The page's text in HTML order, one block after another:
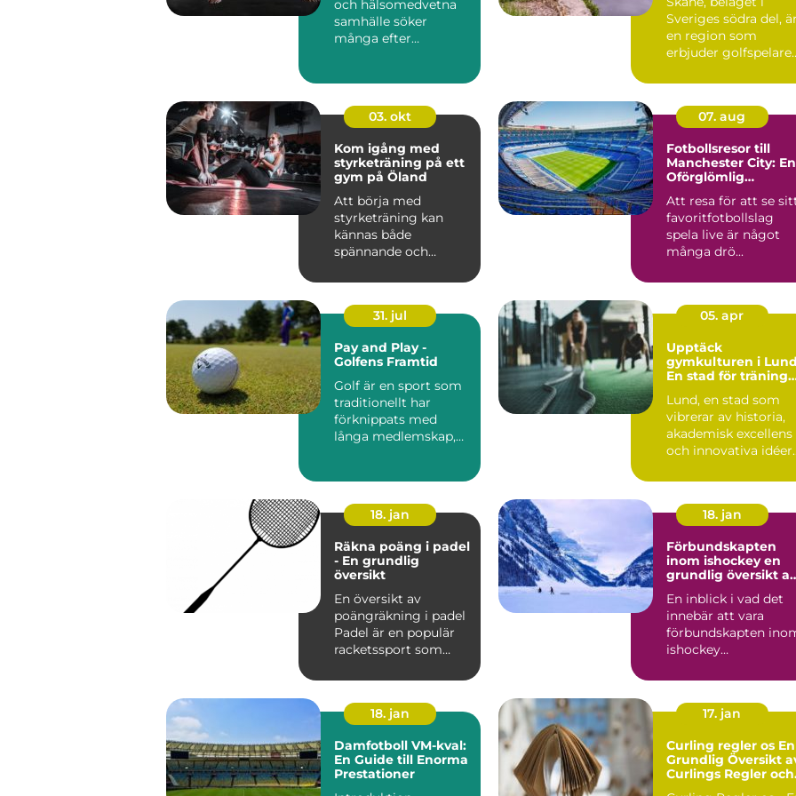
och hälsomedvetna
samhälle söker
många efter
Sveriges södra del, är
en region som
erbjuder golfspelare
03. okt
Kom igång med
styrketräning på ett
gym på Öland
Att börja med
styrketräning kan
kännas både
spännande och
07. aug
Fotbollsresor till
Manchester City: En
Oförglömlig
Att resa för att se
favoritfotbollslag
spela live är något
många drö...
31. jul
Pay and Play -
Golfens Framtid
Golf är en sport som
traditionellt har
förknippats med
långa medlemskap,
05. apr
Upptäck
gymkulturen i
En stad för träning
Lund, en stad som
vibrerar av historia,
akademisk excellens
och innovativa idéer
18. jan
Räkna poäng i padel
- En grundlig
översikt
En översikt av
poängräkning i padel
Padel är en populär
racketssport som
från te...
18. jan
Förbundskapten
inom ishockey en
grundlig översikt av
En inblick i vad det
innebär att vara
förbundskapten
ishockey
en central f...
18. jan
Damfotboll VM-kval:
En Guide till Enorma
Prestationer
17. jan
Curling regler os En
Grundlig Översikt
Curlings Regler och